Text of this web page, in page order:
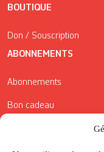
BOUTIQUE
Don / Souscription
ABONNEMENTS
Abonnements
Bon cadeau
Conditions générales de